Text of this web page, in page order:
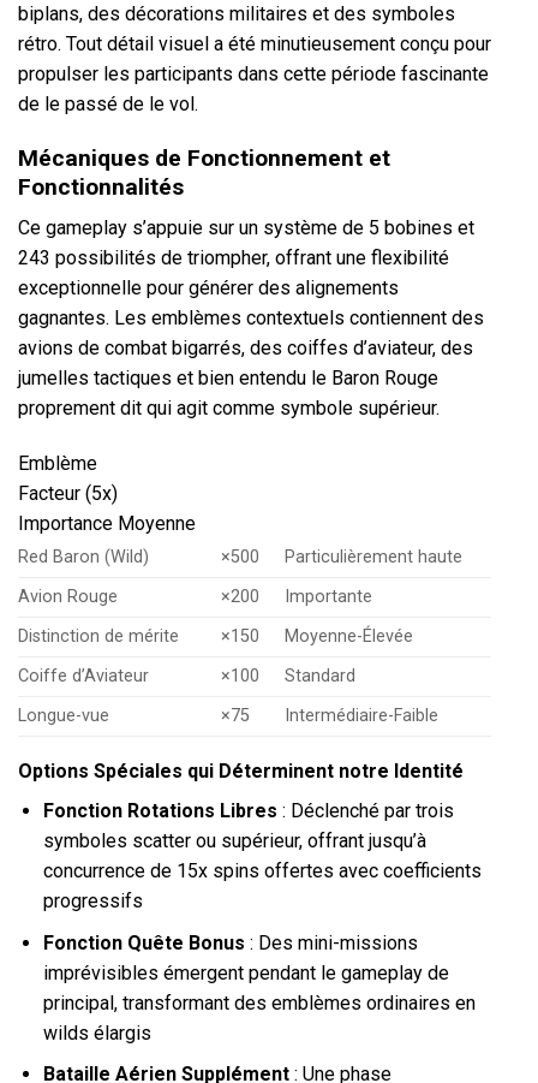
biplans, des décorations militaires et des symboles
rétro. Tout détail visuel a été minutieusement conçu pour
propulser les participants dans cette période fascinante
de le passé de le vol.
Mécaniques de Fonctionnement et
Fonctionnalités
Ce gameplay s’appuie sur un système de 5 bobines et
243 possibilités de triompher, offrant une flexibilité
exceptionnelle pour générer des alignements
gagnantes. Les emblèmes contextuels contiennent des
avions de combat bigarrés, des coiffes d’aviateur, des
jumelles tactiques et bien entendu le Baron Rouge
proprement dit qui agit comme symbole supérieur.
Emblème
Facteur (5x)
Importance Moyenne
Red Baron (Wild) ×500
Particulièrement haute
Avion Rouge
×200
Importante
Distinction de mérite
×150
Moyenne-Élevée
Coiffe d’Aviateur
×100
Standard
Longue-vue
×75 Intermédiaire-Faible
Options Spéciales qui Déterminent notre Identité
Fonction Rotations Libres : Déclenché par trois
symboles scatter ou supérieur, offrant jusqu’à
concurrence de 15x spins offertes avec coefficients
progressifs
Fonction Quête Bonus : Des mini-missions
imprévisibles émergent pendant le gameplay de
principal, transformant des emblèmes ordinaires en
wilds élargis
Bataille Aérien Supplément: Une phase